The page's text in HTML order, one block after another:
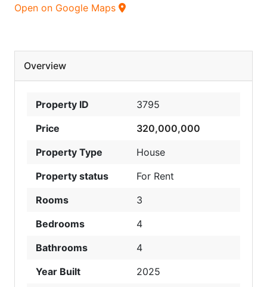
Open on Google Maps
Overview
Property ID
3795
Price
320,000,000
Property Type
House
Property status
For Rent
Rooms
3
Bedrooms
4
Bathrooms
4
Year Built
2025